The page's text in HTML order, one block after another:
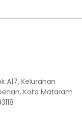
A17, Kelurahan
Kota Mataram